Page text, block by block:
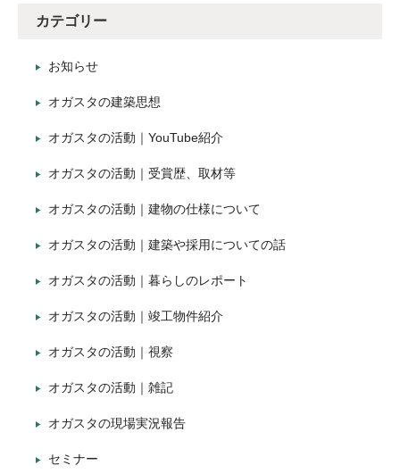
カテゴリー
お知らせ
オガスタの建築思想
オガスタの活動｜YouTube紹介
オガスタの活動｜受賞歴、取材等
オガスタの活動｜建物の仕様について
オガスタの活動｜建築や採用についての話
オガスタの活動｜暮らしのレポート
オガスタの活動｜竣工物件紹介
オガスタの活動｜視察
オガスタの活動｜雑記
オガスタの現場実況報告
セミナー